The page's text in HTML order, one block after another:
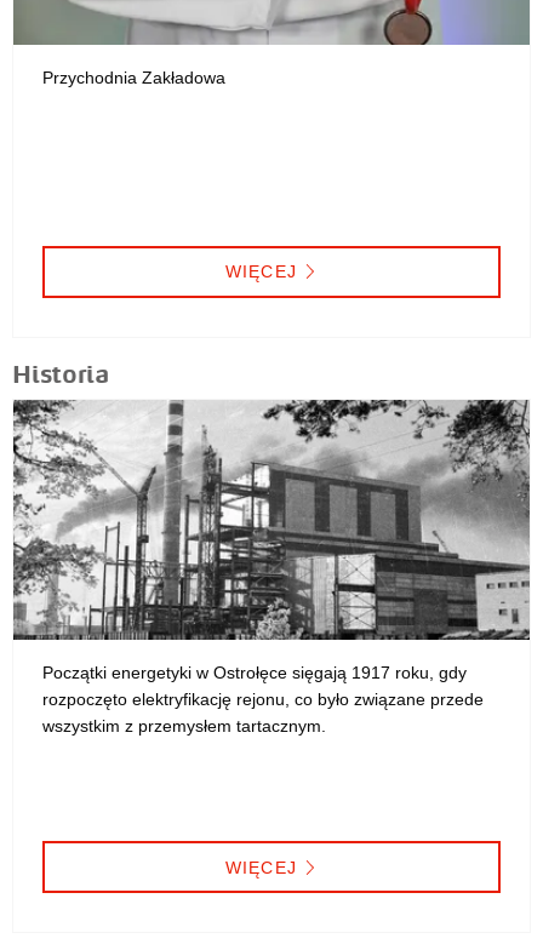
Przychodnia Zakładowa
WIĘCEJ
Historia
Początki energetyki w Ostrołęce sięgają 1917 roku, gdy
rozpoczęto elektryfikację rejonu, co było związane przede
wszystkim z przemysłem tartacznym.
WIĘCEJ